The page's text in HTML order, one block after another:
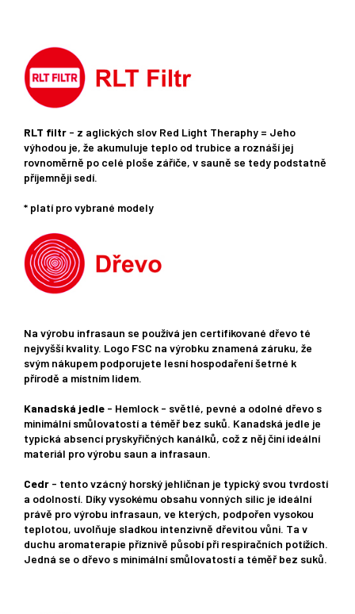
RLT filtr - z aglických slov Red Light Theraphy = Jeho
výhodou je, že akumuluje teplo od trubice a roznáší jej
rovnoměrně po celé ploše zářiče, v sauně se tedy podstatně
příjemněji sedí.
* platí pro vybrané modely
Na výrobu infrasaun se používá jen certifikované dřevo té
nejvyšší kvality. Logo FSC na výrobku znamená záruku, že
svým nákupem podporujete lesní hospodaření šetrné k
přírodě a místním lidem.
Kanadská jedle - Hemlock - světlé, pevné a odolné dřevo s
minimální smůlovatostí a téměř bez suků. Kanadská jedle je
typická absencí pryskyřičných kanálků, což z něj činí ideální
materiál pro výrobu saun a infrasaun.
Cedr - tento vzácný horský jehličnan je typický svou tvrdostí
a odolností. Díky vysokému obsahu vonných silic je ideální
právě pro výrobu infrasaun, ve kterých, podpořen vysokou
teplotou, uvolňuje sladkou intenzivně dřevitou vůni. Ta v
duchu aromaterapie příznivě působí při respiračních potížích.
Jedná se o dřevo s minimální smůlovatostí a téměř bez suků.